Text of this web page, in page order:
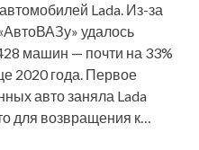
Lada. Из-за
удалось
машин — почти на 33%
2020 года. Первое
авто заняла Lada
для возвращения к…